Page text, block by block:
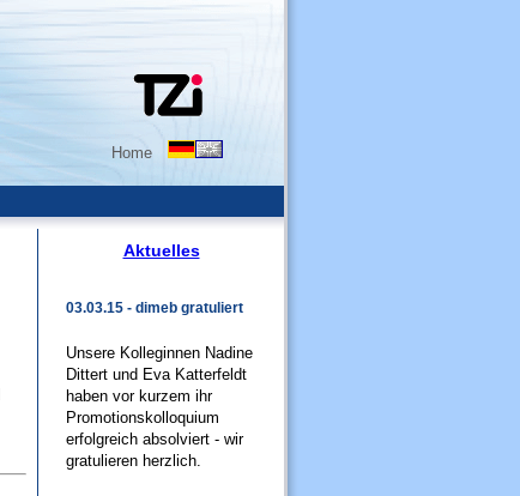
Home
Aktuelles
03.03.15 - dimeb gratuliert
Unsere Kolleginnen Nadine
Dittert und Eva Katterfeldt
haben vor kurzem ihr
Promotionskolloquium
erfolgreich absolviert - wir
gratulieren herzlich.